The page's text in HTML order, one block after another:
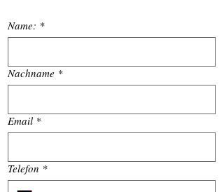
Name: *
Nachname *
Email *
Telefon *